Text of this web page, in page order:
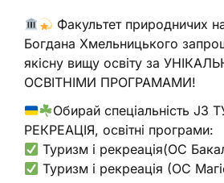
Факультет природничих
Богдана Хмельницького
якісну вищу освіту за
ОСВІТНІМИ ПРОГРАМАМИ!
Обирай спеціальність J3
РЕКРЕАЦІЯ, освітні програми:
Туризм і рекреація(ОС
Туризм і рекреація (ОС